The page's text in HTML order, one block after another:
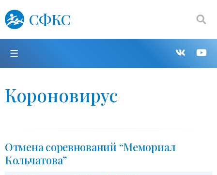
СФКС
Поиск:
Короновирус
Отмена соревнований “Мемориал
Кольчатова”